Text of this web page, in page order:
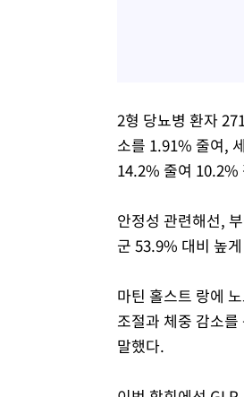
2형 당뇨병 환자
소를 1.91% 줄여,
14.2% 줄여 10.2%
안정성 관련해선,
군 53.9% 대비 높
마틴 홀스트 랑에
조절과 체중 감소
말했다.